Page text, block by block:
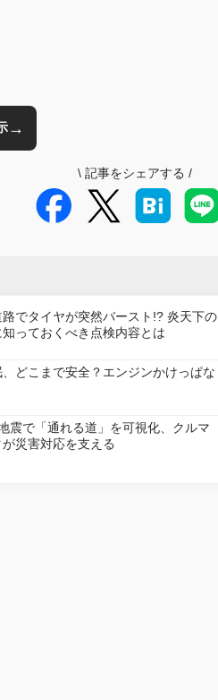
→
\ 記事をシェアする /
でタイヤが突然バースト!? 炎天下の
知っておくべき点検内容とは
どこまで安全？エンジンかけっぱな
震で「通れる道」を可視化、クルマ
災害対応を支える